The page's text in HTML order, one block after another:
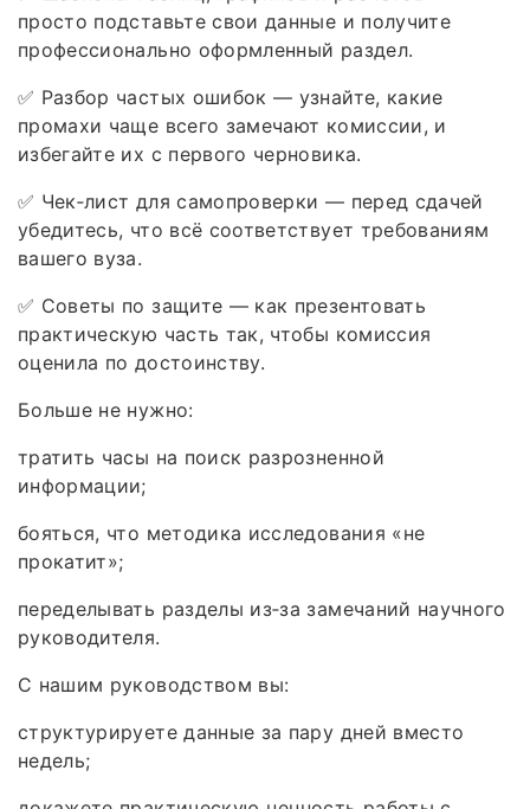
просто подставьте свои данные и получите
профессионально оформленный раздел.
✅ Разбор частых ошибок — узнайте, какие
промахи чаще всего замечают комиссии, и
избегайте их с первого черновика.
✅ Чек‑лист для самопроверки — перед сдачей
убедитесь, что всё соответствует требованиям
вашего вуза.
✅ Советы по защите — как презентовать
практическую часть так, чтобы комиссия
оценила по достоинству.
Больше не нужно:
тратить часы на поиск разрозненной
информации;
бояться, что методика исследования «не
прокатит»;
переделывать разделы из‑за замечаний научного
руководителя.
С нашим руководством вы:
структурируете данные за пару дней вместо
недель;